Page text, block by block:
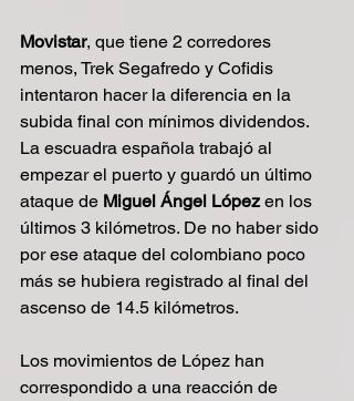
Movistar, que tiene 2 corredores
menos, Trek Segafredo y Cofidis
intentaron hacer la diferencia en la
subida final con mínimos dividendos.
La escuadra española trabajó al
empezar el puerto y guardó un último
ataque de Miguel Ángel López en los
últimos 3 kilómetros. De no haber sido
por ese ataque del colombiano poco
más se hubiera registrado al final del
ascenso de 14.5 kilómetros.
Los movimientos de López han
correspondido a una reacción de